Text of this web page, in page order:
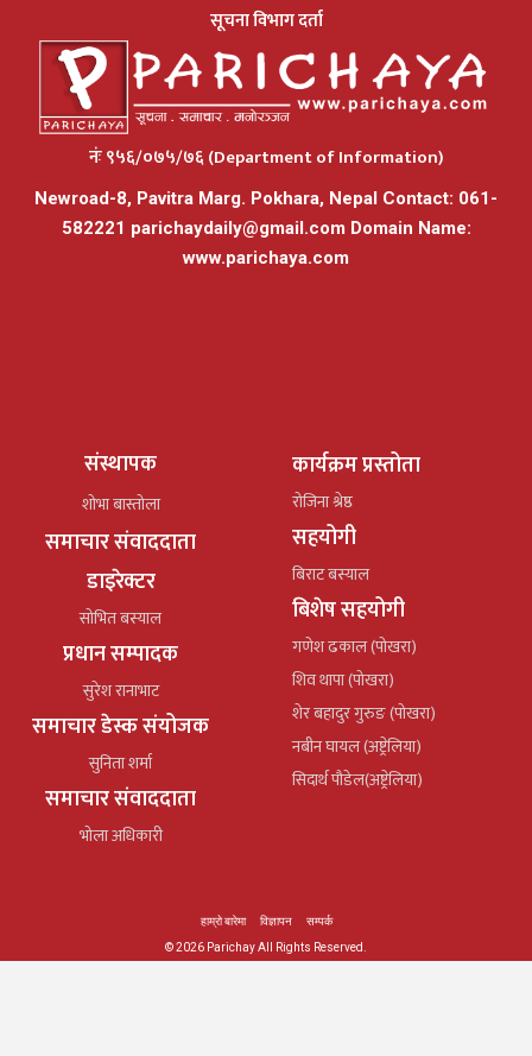
सूचना विभाग दर्ता
नंः ९५६/०७५/७६ (Department of Information)
Newroad-8, Pavitra Marg. Pokhara, Nepal Contact: 061-
582221 parichaydaily@gmail.comDomain Name:
www.parichaya.com
संस्थापक
शोभा बास्तोला
समाचार संवाददाता
डाइरेक्टर
सोभित बस्याल
प्रधान सम्पादक
सुरेश रानाभाट
समाचार डेस्क संयोजक
सुनिता शर्मा
समाचार संवाददाता
भोला अधिकारी
कार्यक्रम प्रस्तोता
रोजिना श्रेष्ठ
सहयोगी
बिराट बस्याल
बिशेष सहयोगी
गणेश ढकाल (पोखरा)
शिव थापा (पोखरा)
शेर बहादुर गुरुङ (पोखरा)
नबीन घायल (अष्ट्रेलिया)
सिदार्थ पौडेल(अष्ट्रेलिया)
हाम्रो बारेमा विज्ञापन
सम्पर्क
© 2026 Parichay All Rights Reserved.